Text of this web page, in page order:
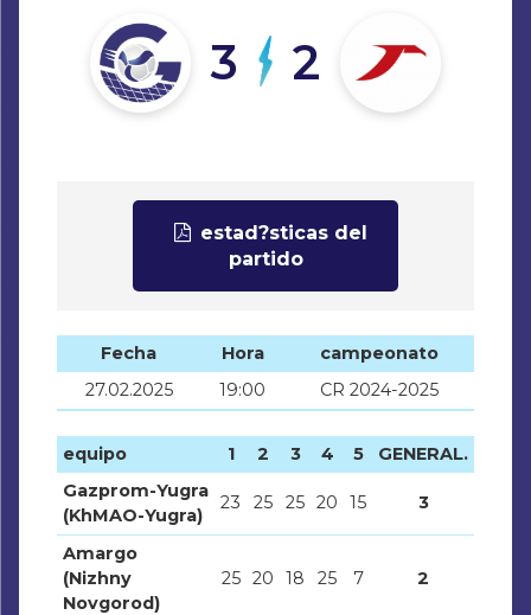
3 2
estad?sticas del
partido
Fecha Hora
campeonato
27.02.2025
19:00 CR 2024-2025
equipo 1 2 3 4 5
GENERAL.
Gazprom-Yugra
(KhMAO-Yugra)
23 25 25 20 15 3
Amargo
(Nizhny
Novgorod)
25 20 18 25 7 2